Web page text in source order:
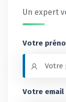
Un expert
Votre
Votre email